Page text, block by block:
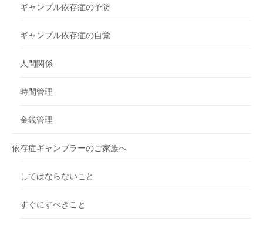
ギャンブル依存症の予防
ギャンブル依存症の自覚
人間関係
時間管理
金銭管理
依存症ギャンブラーのご家族へ
してはならないこと
すぐにすべきこと